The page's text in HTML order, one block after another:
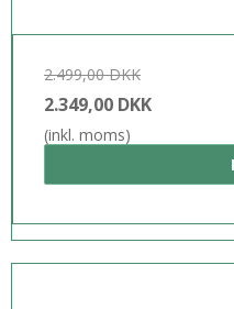
2.499,00 DKK
2.349,00 DKK
(inkl. moms)